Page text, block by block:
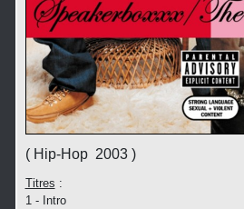
( Hip-Hop 2003 )
Titres :
1 - Intro